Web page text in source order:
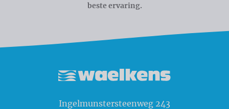
beste ervaring.
Ingelmunstersteenweg 243